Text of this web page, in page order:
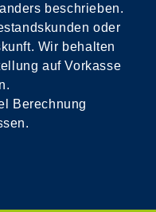
beschrieben.
oder
Wir behalten
auf Vorkasse
Berechnung